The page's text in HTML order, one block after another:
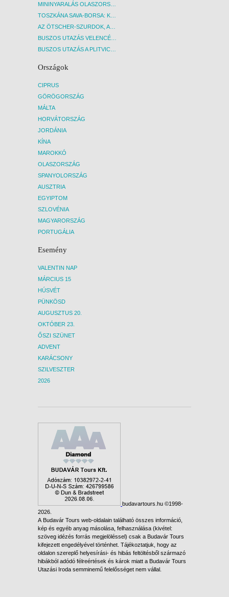
MININYARALÁS OLASZORSZÁGBAN: ÉSZAK-OLASZ GYÖNGYSZEMEK NYOMÁBAN - BUDAPEST, BUSZ
TOSZKÁNA SAVA-BORSA: KÓSTOLÓK ÉS KULTURÁLIS UTAZÁS - BUDAPEST, BUSZ
AZ ÖTSCHER-SZURDOK, AUSZTRIA GRAND CANYONJA - BUDAPEST, BUSZ
BUSZOS UTAZÁS VELENCÉBE - BUDAPEST, BUSZ
BUSZOS UTAZÁS A PLITVICEI-TAVAK NEMZETI PARKBA - BUDAPEST, BUSZ
Országok
CIPRUS
GÖRÖGORSZÁG
MÁLTA
HORVÁTORSZÁG
JORDÁNIA
KÍNA
MAROKKÓ
OLASZORSZÁG
SPANYOLORSZÁG
AUSZTRIA
EGYIPTOM
SZLOVÉNIA
MAGYARORSZÁG
PORTUGÁLIA
Esemény
VALENTIN NAP
MÁRCIUS 15
HÚSVÉT
PÜNKÖSD
AUGUSZTUS 20.
OKTÓBER 23.
ŐSZI SZÜNET
ADVENT
KARÁCSONY
SZILVESZTER
2026
budavartours.hu ©1998-
2026.
A Budavár Tours web-oldalain található összes információ,
kép és egyéb anyag másolása, felhasználása (kivétel:
szöveg idézés forrás megjelöléssel) csak a Budavár Tours
kifejezett engedélyével történhet. Tájékoztatjuk, hogy az
oldalon szereplő helyesírási- és hibás feltöltésből származó
hibákból adódó félreértések és károk miatt a Budavár Tours
Utazási Iroda semminemű felelősséget nem vállal.